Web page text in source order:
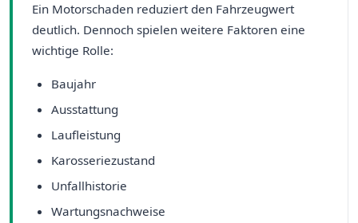
Ein Motorschaden reduziert den Fahrzeugwert
deutlich. Dennoch spielen weitere Faktoren eine
wichtige Rolle:
Baujahr
Ausstattung
Laufleistung
Karosseriezustand
Unfallhistorie
Wartungsnachweise